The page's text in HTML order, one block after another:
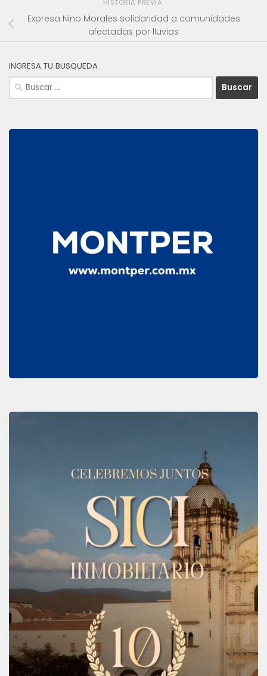
HISTORIA PREVIA
Expresa Nino Morales solidaridad a comunidades
afectadas por lluvias
INGRESA TU BUSQUEDA
Buscar: